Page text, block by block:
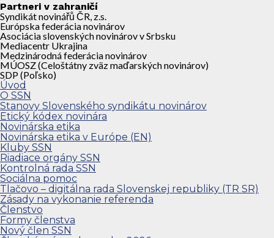
Partneri v zahraničí
Syndikát novinářů ČR, z.s.
Európska federácia novinárov
Asociácia slovenských novinárov v Srbsku
Mediacentr Ukrajina
Medzinárodná federácia novinárov
MÚOSZ (Celoštátny zväz maďarských novinárov)
SDP (Poľsko)
Úvod
O SSN
Stanovy Slovenského syndikátu novinárov
Etický kódex novinára
Novinárska etika
Novinárska etika v Európe (EN)
Kluby SSN
Riadiace orgány SSN
Kontrolná rada SSN
Sociálna pomoc
Tlačovo – digitálna rada Slovenskej republiky (TR SR)
Zásady na vykonanie referenda
Členstvo
Formy členstva
Nový člen SSN